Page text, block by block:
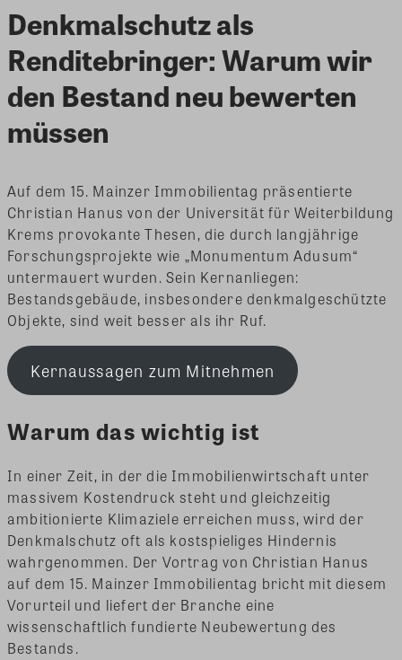
Denkmalschutz als
Renditebringer: Warum wir
den Bestand neu bewerten
müssen
Auf dem 15. Mainzer Immobilientag präsentierte
Christian Hanus von der Universität für Weiterbildung
Krems provokante Thesen, die durch langjährige
Forschungsprojekte wie „Monumentum Adusum“
untermauert wurden. Sein Kernanliegen:
Bestandsgebäude, insbesondere denkmalgeschützte
Objekte, sind weit besser als ihr Ruf.
Kernaussagen zum Mitnehmen
Warum das wichtig ist
In einer Zeit, in der die Immobilienwirtschaft unter
massivem Kostendruck steht und gleichzeitig
ambitionierte Klimaziele erreichen muss, wird der
Denkmalschutz oft als kostspieliges Hindernis
wahrgenommen. Der Vortrag von Christian Hanus
auf dem 15. Mainzer Immobilientag bricht mit diesem
Vorurteil und liefert der Branche eine
wissenschaftlich fundierte Neubewertung des
Bestands.